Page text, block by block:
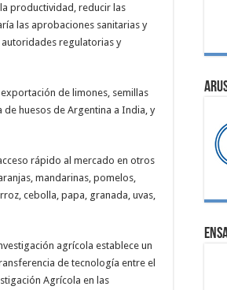
productividad, reducir las
las aprobaciones sanitarias y
regulatorias y
de limones, semillas
huesos de Argentina a India, y
rápido al mercado en otros
mandarinas, pomelos,
cebolla, papa, granada, uvas,
agrícola establece un
de tecnología entre el
Agrícola en las